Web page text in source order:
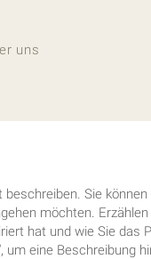
uns
beschreiben. Sie
möchten.
hat und wie Sie das
um eine Beschreibung